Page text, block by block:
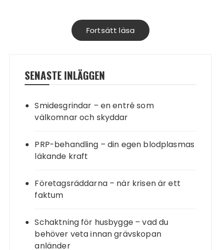
Fortsätt läsa
SENASTE INLÄGGEN
Smidesgrindar – en entré som
välkomnar och skyddar
PRP-behandling – din egen blodplasmas
läkande kraft
Företagsräddarna – när krisen är ett
faktum
Schaktning för husbygge – vad du
behöver veta innan grävskopan
anländer